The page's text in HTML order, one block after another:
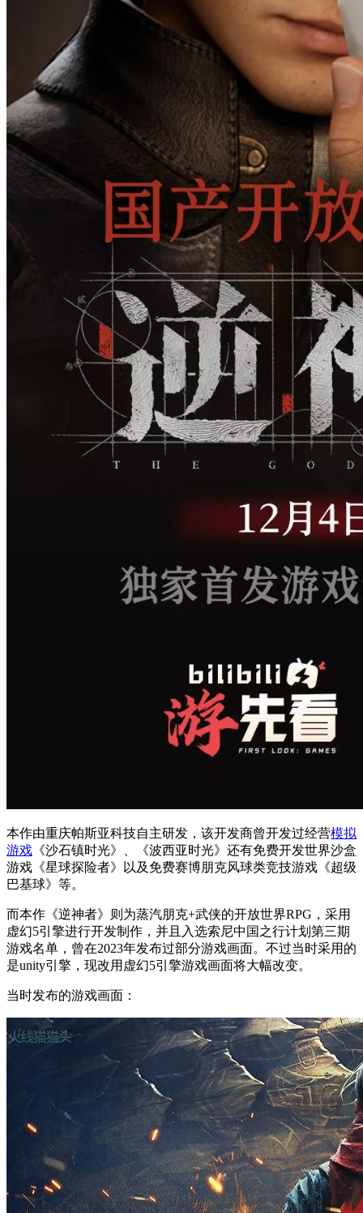
本作由重庆帕斯亚科技自主研发，该开发商曾开发过经营模拟
游戏 《沙石镇时光》、《波西亚时光》还有免费开发世界沙盒
游戏《星球探险者》以及免费赛博朋克风球类竞技游戏《超级
巴基球》等。
而本作《逆神者》则为蒸汽朋克+武侠的开放世界RPG，采用
虚幻5引擎进行开发制作，并且入选索尼中国之行计划第三期
游戏名单，曾在2023年发布过部分游戏画面。不过当时采用的
是unity引擎，现改用虚幻5引擎游戏画面将大幅改变。
当时发布的游戏画面：